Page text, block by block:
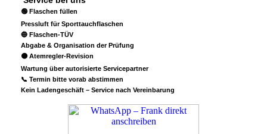
🟢 Flaschen füllen
Pressluft für Sporttauchflaschen
🔵 Flaschen-TÜV
Abgabe & Organisation der Prüfung
🟠 Atemregler-Revision
Wartung über autorisierte Servicepartner
📞 Termin bitte vorab abstimmen
Kein Ladengeschäft – Service nach Vereinbarung